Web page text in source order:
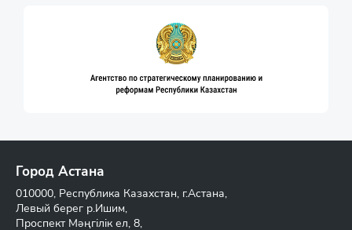
Город Астана
010000, Республика Казахстан, г.Астана,
Левый берег р.Ишим,
Проспект Мәңгілік ел, 8,